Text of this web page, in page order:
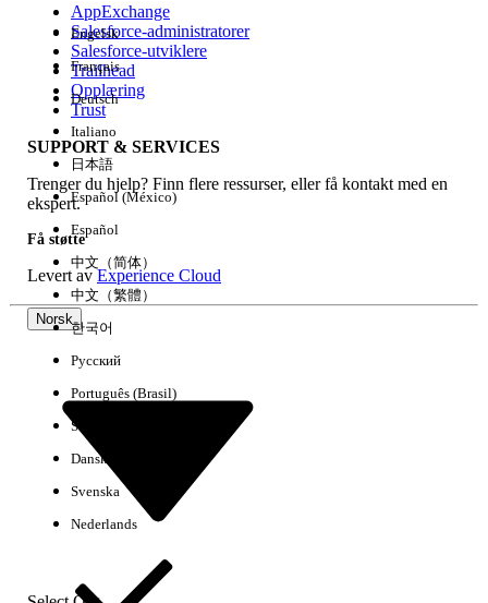
Erfaring
Fjern alle Utført
Kontroller stavemåten i søkeordene.
AppExchange
Salesforce-administratorer
Salesforce-utviklere
Trailhead
Opplæring
Trust
SUPPORT & SERVICES
Trenger du hjelp? Finn flere ressurser, eller få kontakt med en
ekspert.
Få støtte
Levert avExperience Cloud
Norsk
Engelsk
Français
Deutsch
Italiano
日本語
Español (México)
Español
中文（简体）
中文（繁體）
한국어
Русский
Português (Brasil)
Suomi
Dansk
Svenska
Nederlands